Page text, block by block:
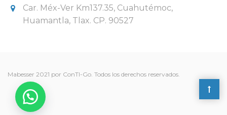
Car. Méx-Ver Km137.35, Cuahutémoc,
Huamantla, Tlax. CP. 90527
Mabesser 2021 por ConTI-Go. Todos los derechos reservados.